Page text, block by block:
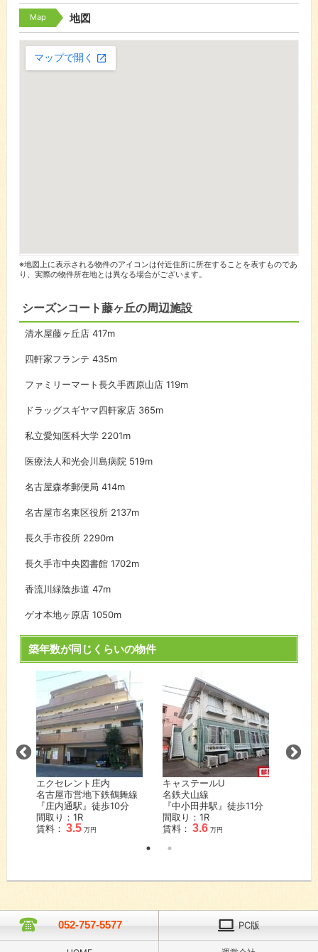
Map 地図
※地図上に表示される物件のアイコンは付近住所に所在することを表すものであ
り、実際の物件所在地とは異なる場合がございます。
シーズンコート藤ヶ丘の周辺施設
清水屋藤ヶ丘店 417m
四軒家フランテ 435m
ファミリーマート長久手西原山店 119m
ドラッグスギヤマ四軒家店 365m
私立愛知医科大学 2201m
医療法人和光会川島病院 519m
名古屋森孝郵便局 414m
名古屋市名東区役所 2137m
長久手市役所 2290m
長久手市中央図書館 1702m
香流川緑陰歩道 47m
ゲオ本地ヶ原店 1050m
築年数が同じくらいの物件
エクセレント庄内
名古屋市営地下鉄鶴舞線
『庄内通駅』徒歩10分
間取り：1R
賃料： 3.5 万円
キャステールU
名鉄犬山線
『中小田井駅』徒歩11分
間取り：1R
賃料： 3.6 万円
052-757-5577 PC版